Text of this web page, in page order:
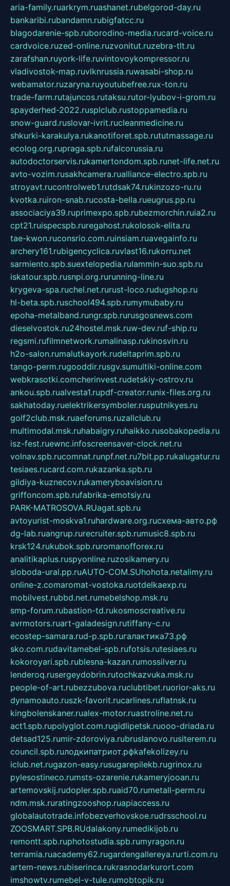
aria-family.ruarkrym.ruashanet.rubelgorod-day.ru
bankaribi.rubandamn.rubigfatcc.ru
blagodarenie-spb.ruborodino-media.rucard-voice.ru
cardvoice.ruzed-online.ruzvonitut.ruzebra-tlt.ru
zarafshan.ruyork-life.ruvintovoykompressor.ru
vladivostok-map.ruvlknrussia.ruwasabi-shop.ru
webamator.ruzaryna.ruyoutubefree.rux-ton.ru
trade-farm.rutajuncos.rutaksu.rutor-lyubov-i-grom.ru
spayderhed-2022.rusplclub.rustoppamedia.ru
snow-guard.ruslovar-ivrit.rucleanmedicine.ru
shkurki-karakulya.rukanotiforet.spb.rututmassage.ru
ecolog.org.rupraga.spb.rufalcorussia.ru
autodoctorservis.rukamertondom.spb.runet-life.net.ru
avto-vozim.rusakhcamera.rualliance-electro.spb.ru
stroyavt.rucontrolweb1.rutdsak74.rukinzozo-ru.ru
kvotka.ruiron-snab.rucosta-bella.rueugrus.pp.ru
associaciya39.ruprimexpo.spb.rubezmorchin.ruia2.ru
cpt21.ruispecspb.ruregahost.rukolosok-elita.ru
tae-kwon.ruconsrio.com.ruinsiam.ruavegainfo.ru
archery161.rubigencyclica.ruvlast16.rukorru.net
sarmiento.spb.suextelopedia.rulammin-suo.spb.ru
iskatour.spb.rusnpi.org.rurunning-line.ru
krygeva-spa.ruchel.net.rurust-loco.rudugshop.ru
hl-beta.spb.ruschool494.spb.rumymubaby.ru
epoha-metalband.rungr.spb.rurusgosnews.com
dieselvostok.ru24hostel.msk.ruw-dev.ruf-ship.ru
regsmi.rufilmnetwork.rumalinasp.rukinosvin.ru
h2o-salon.rumalutkayork.rudeltaprim.spb.ru
tango-perm.rugooddir.rusgv.sumultiki-online.com
webkrasotki.comcherinvest.rudetskiy-ostrov.ru
ankou.spb.rualvesta1.rupdf-creator.runix-files.org.ru
sakhatoday.ruelektrikersymboler.rusputnikyes.ru
golf2club.msk.ruaeforums.ruzallclub.ru
multimodal.msk.ruhabaigry.ruhaikko.rusobakopedia.ru
isz-fest.ruewnc.infoscreensaver-clock.net.ru
volnav.spb.rucomnat.runpf.net.ru7bit.pp.rukalugatur.ru
tesiaes.rucard.com.rukazanka.spb.ru
gildiya-kuznecov.rukameryboavision.ru
griffoncom.spb.rufabrika-emotsiy.ru
PARK-MATROSOVA.RUagat.spb.ru
avtoyurist-moskva1.ruhardware.org.ruсхема-авто.рф
dg-lab.ruangrup.rurecruiter.spb.rumusic8.spb.ru
krsk124.rukubok.spb.ruromanofforex.ru
analitikaplus.ruspyonline.ruzosikamery.ru
sloboda-ural.pp.ruAUTO-COM.SUhohota.netalimy.ru
online-z.comaromat-vostoka.ruotdelkaexp.ru
mobilvest.rubbd.net.rumebelshop.msk.ru
smp-forum.rubastion-td.rukosmoscreative.ru
avrmotors.ruart-galadesign.rutiffany-c.ru
ecostep-samara.rud-p.spb.ruгалактика73.рф
sko.com.rudavitamebel-spb.rufotsis.rutesiaes.ru
kokoroyari.spb.rublesna-kazan.rumossilver.ru
lenderoq.rusergeydobrin.rutochkazvuka.msk.ru
people-of-art.rubezzubova.ruclubtibet.ruorior-aks.ru
dynamoauto.ruszk-favorit.rucarlines.ruflatnsk.ru
kingbolenskaner.rualex-motor.ruastroline.net.ru
act1.spb.rupolyglot.com.rugidlipetsk.ruooo-driada.ru
detsad125.rumir-zdoroviya.rubruslanovo.rusiterem.ru
council.spb.ruлодкипатриот.рфkafekolizey.ru
iclub.net.rugazon-easy.rusugarepilekb.rugrinox.ru
pylesostineco.rumsts-ozarenie.rukameryjooan.ru
artemovskij.rudopler.spb.ruaid70.rumetall-perm.ru
ndm.msk.ruratingzooshop.ruapiaccess.ru
globalautotrade.infobezverhovskoe.rudrsschool.ru
ZOOSMART.SPB.RUdalakony.rumedikijob.ru
remontt.spb.ruphotostudia.spb.rumyragon.ru
terramia.ruacademy62.rugardengallereya.rurti.com.ru
artem-news.rubiserinca.rukrasnodarkurort.com
imshowtv.rumebel-v-tule.rumobtopik.ru